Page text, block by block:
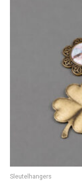
Sleutelhangers